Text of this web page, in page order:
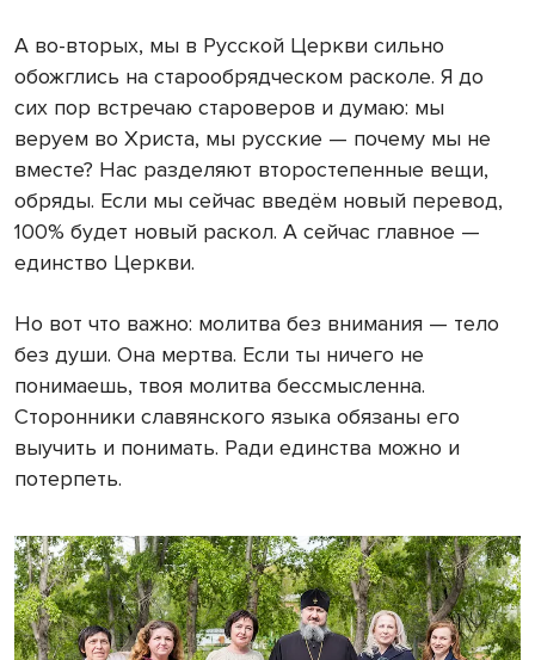
А во-вторых, мы в Русской Церкви сильно
обожглись на старообрядческом расколе. Я до
сих пор встречаю староверов и думаю: мы
веруем во Христа, мы русские — почему мы не
вместе? Нас разделяют второстепенные вещи,
обряды. Если мы сейчас введём новый перевод,
100% будет новый раскол. А сейчас главное —
единство Церкви.
Но вот что важно: молитва без внимания — тело
без души. Она мертва. Если ты ничего не
понимаешь, твоя молитва бессмысленна.
Сторонники славянского языка обязаны его
выучить и понимать. Ради единства можно и
потерпеть.